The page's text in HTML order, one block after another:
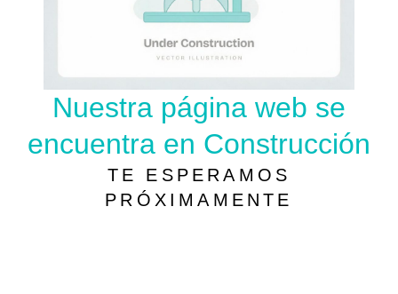
Nuestra página web se
encuentra en Construcción
TE ESPERAMOS
PRÓXIMAMENTE